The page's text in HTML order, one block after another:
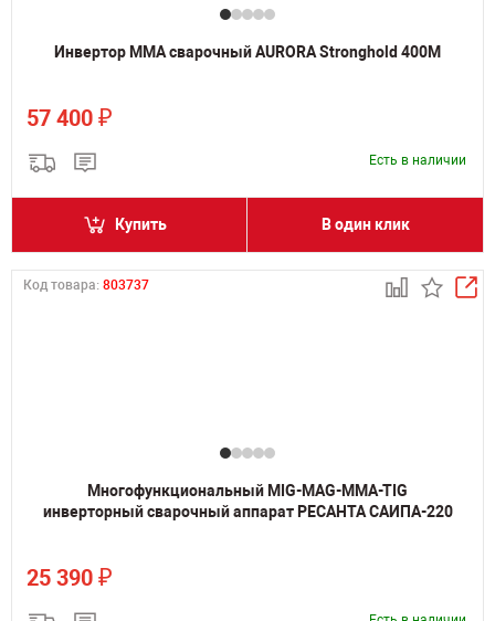
Инвертор MMA сварочный AURORA Stronghold 400M
57 400 ₽
Есть в наличии
Купить В один клик
Код товара: 803737
Многофункциональный MIG-MAG-MMA-TIG
инверторный сварочный аппарат РЕСАНТА САИПА-220
25 390 ₽